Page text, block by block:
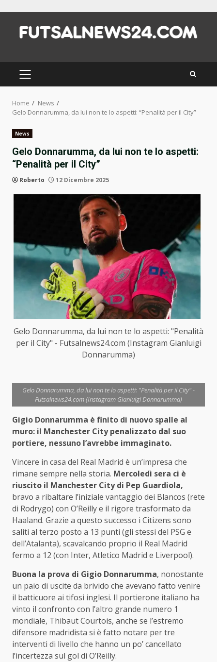
content
PRIMARY
MENU
Home
News
Gelo Donnarumma, da lui non te lo aspetti: “Penalità per il City”
News
Gelo Donnarumma, da lui non te lo aspetti:
“Penalità per il City”
Roberto 12 Dicembre 2025
Gelo Donnarumma, da lui non te lo aspetti: "Penalità
per il City" - Futsalnews24.com (Instagram Gianluigi
Donnarumma)
Gelo Donnarumma, da lui non te lo aspetti: "Penalità per il City" -
Futsalnews24.com (Instagram Gianluigi Donnarumma)
Gigio Donnarumma è finito di nuovo spalle al
muro: il Manchester City penalizzato dal suo
portiere, nessuno l’avrebbe immaginato.
Vincere in casa del Real Madrid è un’impresa che
rimane sempre nella storia. Mercoledì sera ci è
riuscito il Manchester City di Pep Guardiola,
bravo a ribaltare l’iniziale vantaggio dei Blancos (rete
di Rodrygo) con O’Reilly e il rigore trasformato da
Haaland. Grazie a questo successo i Citizens sono
saliti al terzo posto a 13 punti (gli stessi del PSG e
dell’Atalanta), scavalcando proprio il Real Madrid
fermo a 12 (con Inter, Atletico Madrid e Liverpool).
Buona la prova di Gigio Donnarumma, nonostante
un paio di uscite da brivido che avevano fatto venire
il batticuore ai tifosi inglesi. Il portierone italiano ha
vinto il confronto con l’altro grande numero 1
mondiale, Thibaut Courtois, anche se l’estremo
difensore madridista si è fatto notare per tre
interventi di livello che hanno un po’ cancellato
l’incertezza sul gol di O’Reilly.